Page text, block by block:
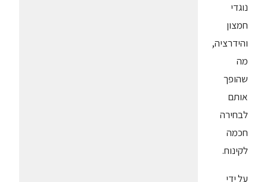
נוגדי
חמצון
והידרציה,
מה
שהופך
אותם
לבחירה
חכמה
לקינוח.
על ידי